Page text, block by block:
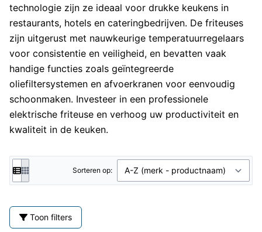
technologie zijn ze ideaal voor drukke keukens in
restaurants, hotels en cateringbedrijven. De friteuses
zijn uitgerust met nauwkeurige temperatuurregelaars
voor consistentie en veiligheid, en bevatten vaak
handige functies zoals geïntegreerde
oliefiltersystemen en afvoerkranen voor eenvoudig
schoonmaken. Investeer in een professionele
elektrische friteuse en verhoog uw productiviteit en
kwaliteit in de keuken.
Sorteren op:
Toon filters